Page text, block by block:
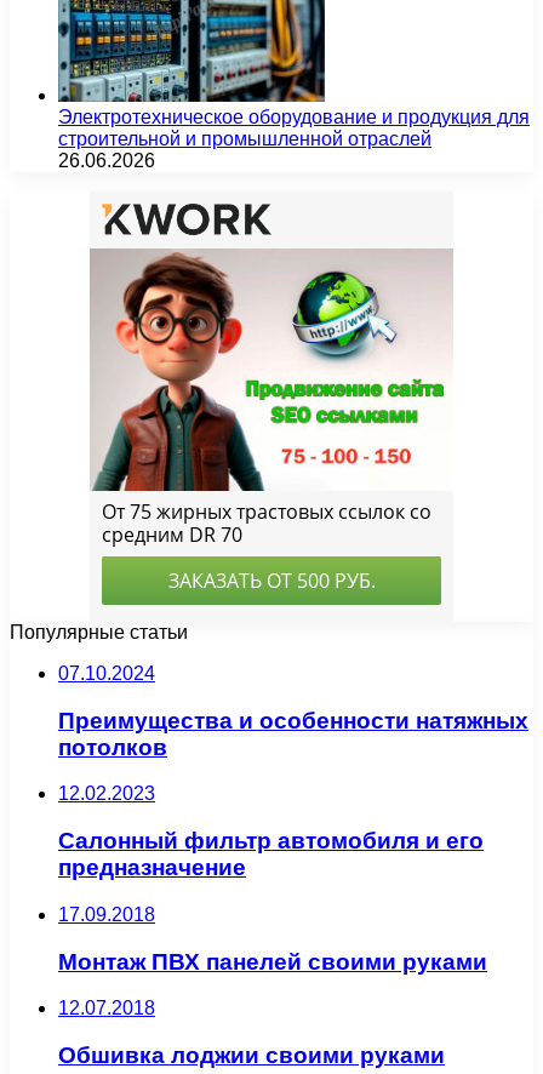
Электротехническое оборудование и продукция для
строительной и промышленной отраслей
26.06.2026
Популярные статьи
07.10.2024
Преимущества и особенности натяжных
потолков
12.02.2023
Салонный фильтр автомобиля и его
предназначение
17.09.2018
Монтаж ПВХ панелей своими руками
12.07.2018
Обшивка лоджии своими руками